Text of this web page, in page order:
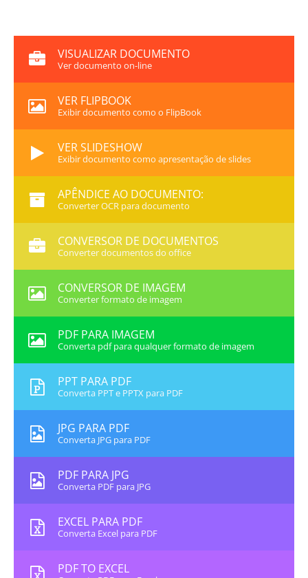
VISUALIZAR DOCUMENTO
Ver documento on-line
VER FLIPBOOK
Exibir documento como o FlipBook
VER SLIDESHOW
Exibir documento como apresentação de slides
APÊNDICE AO DOCUMENTO:
Converter OCR para documento
CONVERSOR DE DOCUMENTOS
Converter documentos do office
CONVERSOR DE IMAGEM
Converter formato de imagem
PDF PARA IMAGEM
Converta pdf para qualquer formato de imagem
PPT PARA PDF
Converta PPT e PPTX para PDF
JPG PARA PDF
Converta JPG para PDF
PDF PARA JPG
Converta PDF para JPG
EXCEL PARA PDF
Converta Excel para PDF
PDF TO EXCEL